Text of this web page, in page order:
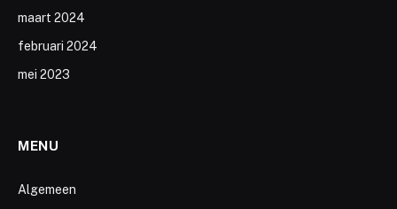
maart 2024
februari 2024
mei 2023
MENU
Algemeen